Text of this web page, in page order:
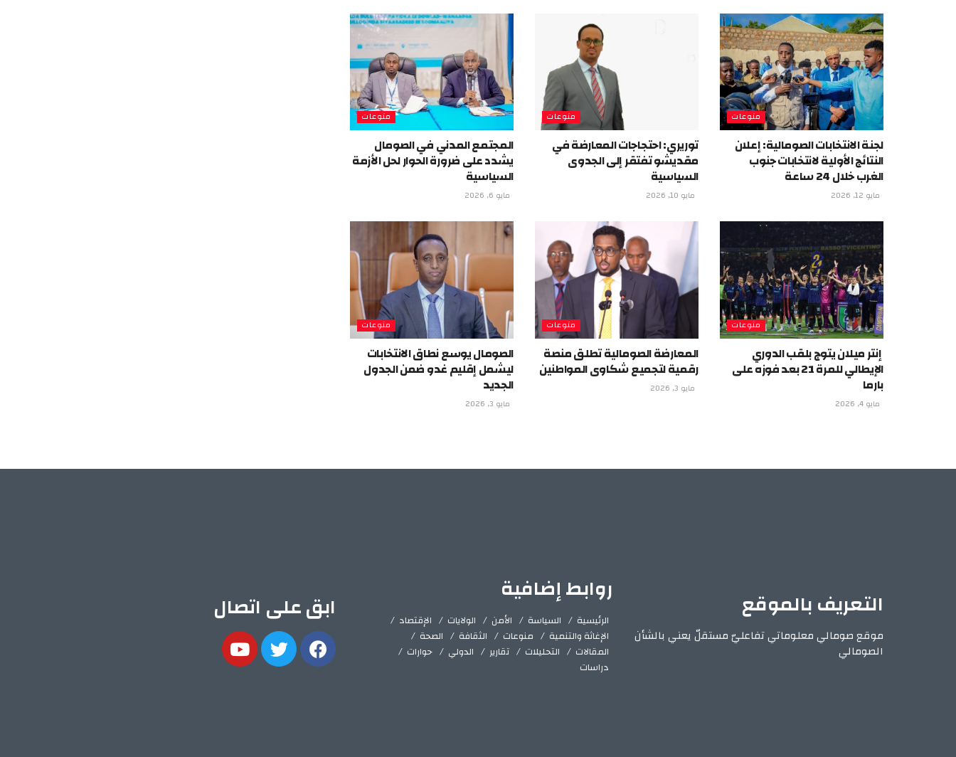
منوعات
لجنة الانتخابات الصومالية: إعلان
النتائج الأولية لانتخابات جنوب
الغرب خلال 24 ساعة
مايو 12, 2026
منوعات
توريري: احتجاجات المعارضة في
مقديشو تفتقر إلى الجدوى
السياسية
مايو 10, 2026
منوعات
المجتمع المدني في الصومال
يشدد على ضرورة الحوار لحل الأزمة
السياسية
مايو 6, 2026
منوعات
إنتر ميلان يتوج بلقب الدوري
الإيطالي للمرة 21 بعد فوزه على
بارما
مايو 4, 2026
منوعات
المعارضة الصومالية تطلق منصة
رقمية لتجميع شكاوى المواطنين
مايو 3, 2026
منوعات
الصومال يوسع نطاق الانتخابات
ليشمل إقليم غدو ضمن الجدول
الجديد
مايو 3, 2026
التعريف بالموقع
موقع صومالي معلوماتي تفاعليّ مستقلّ يعني بالشأن
الصومالي
روابط إضافية
الرئيسية السياسة الأمن الولايات
الإقتصاد
الإغاثة والتنمية
منوعات الثقافة
الصحة
المقالات
التحليلات تقارير الدولي
حوارات
دراسات
ابق على اتصال